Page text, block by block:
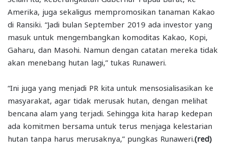
Amerika, juga sekaligus mempromosikan tanaman Kakao
di Ransiki. “Jadi bulan September 2019 ada investor yang
masuk untuk mengembangkan komoditas Kakao, Kopi,
Gaharu, dan Masohi. Namun dengan catatan mereka tidak
akan menebang hutan lagi,” tukas Runaweri.
“Ini juga yang menjadi PR kita untuk mensosialisasikan ke
masyarakat, agar tidak merusak hutan, dengan melihat
bencana alam yang terjadi. Sehingga kita harap kedepan
ada komitmen bersama untuk terus menjaga kelestarian
hutan tanpa harus merusaknya,” pungkas Runaweri. (red)